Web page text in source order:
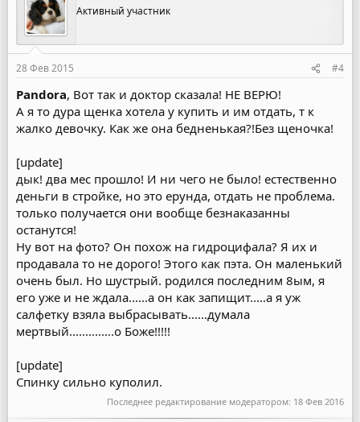
Активный участник
28 Фев 2015 #4
Pandora, Вот так и доктор сказала! НЕ ВЕРЮ!
А я то дура щенка хотела у купить и им отдать, т к
жалко девочку. Как же она бедненькая?!Без щеночка!
[update]
дык! два мес прошло! И ни чего не было! естественно
деньги в стройке, но это ерунда, отдать не проблема.
только получается они вообще безнаказанны
останутся!
Ну вот на фото? Он похож на гидроцифала? Я их и
продавала то не дорого! Этого как пэта. Он маленький
очень был. Но шустрый. родился последним 8ым, я
его уже и не ждала......а он как запищит.....а я уж
салфетку взяла выбрасывать......думала
мертвый..............о Боже!!!!!
[update]
Спинку сильно куполил.
Последнее редактирование модератором: 18 Фев 2016